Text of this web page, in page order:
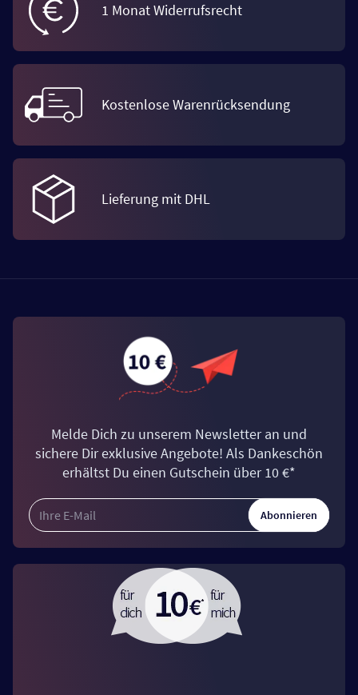
1 Monat Widerrufsrecht
Kostenlose Warenrücksendung
Lieferung mit DHL
Melde Dich zu unserem Newsletter an und
sichere Dir exklusive Angebote! Als Dankeschön
erhältst Du einen Gutschein über 10 €*
Abonnieren